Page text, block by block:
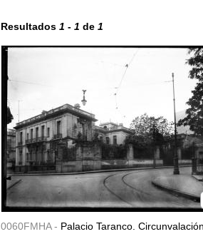
Resultados 1 - 1 de 1
0060FMHA - Palacio Taranco. Circunvalación